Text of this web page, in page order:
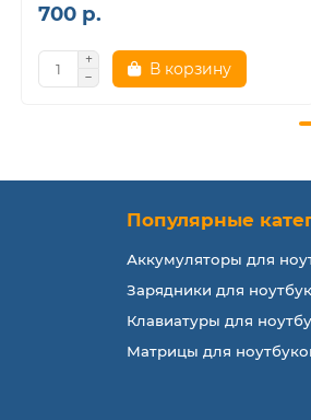
700 р.
В корзину
Популярные
Аккумуляторы для
Зарядники для
Клавиатуры для
Матрицы для